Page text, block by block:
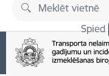
Pāriet uz lapas saturu
Spied